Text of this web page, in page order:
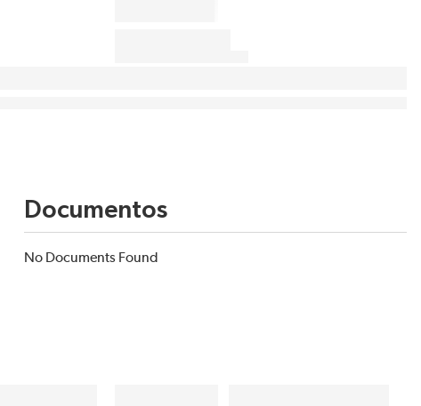
Documentos
No Documents Found